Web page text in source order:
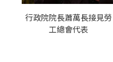
行政院院長蕭萬長接見勞
工總會代表